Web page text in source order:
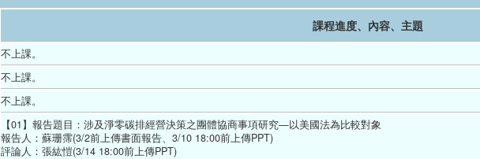
課程進度、內容、主題
不上課。
不上課。
不上課。
【01】報告題目：涉及淨零碳排經營決策之團體協商事項研究—以美國法為比較對象
報告人：蘇珊霈(3/2前上傳書面報告、3/10 18:00前上傳PPT)
評論人：張紘愷(3/14 18:00前上傳PPT)